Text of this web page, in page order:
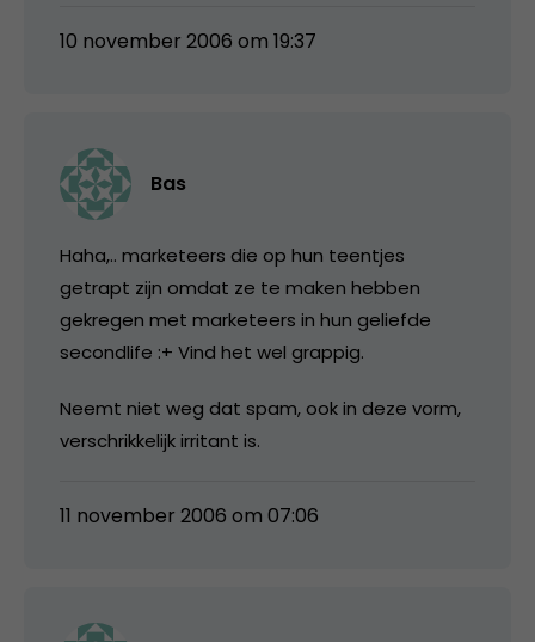
10 november 2006 om 19:37
Bas
Haha,.. marketeers die op hun teentjes
getrapt zijn omdat ze te maken hebben
gekregen met marketeers in hun geliefde
secondlife :+ Vind het wel grappig.
Neemt niet weg dat spam, ook in deze vorm,
verschrikkelijk irritant is.
11 november 2006 om 07:06